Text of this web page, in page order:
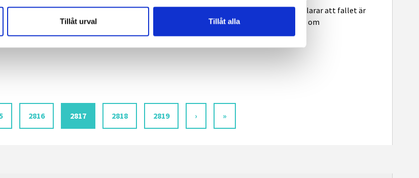
Tillåt urval Tillåt alla
1998 | Gunnar Hagtorn är nöjd med att JK
sig så oförbehållsamt mot
JK Hans Regner förklarar att fallet är
speciellt just därför att det rör sig om
Journalisternas a-kassa.
Sida
2816 Aktuell sida
2817 Sida
2818 Sida
2819 › »